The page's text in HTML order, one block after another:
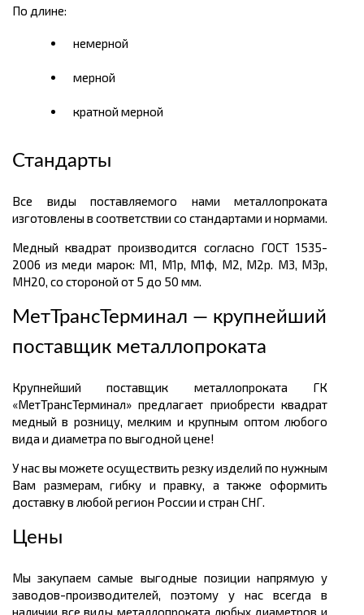
По длине:
немерной
мерной
кратной мерной
Стандарты
Все виды поставляемого нами металлопроката
изготовлены в соответствии со стандартами и нормами.
Медный квадрат производится согласно ГОСТ 1535-
2006 из меди марок: М1, М1р, М1ф, М2, М2р. М3, М3р,
МН20, со стороной от 5 до 50 мм.
МетТрансТерминал — крупнейший
поставщик металлопроката
Крупнейший поставщик металлопроката ГК
«МетТрансТерминал» предлагает приобрести квадрат
медный в розницу, мелким и крупным оптом любого
вида и диаметра по выгодной цене!
У нас вы можете осуществить резку изделий по нужным
Вам размерам, гибку и правку, а также оформить
доставку в любой регион России и стран СНГ.
Цены
Мы закупаем самые выгодные позиции напрямую у
заводов-производителей, поэтому у нас всегда в
наличии все виды металлопроката любых диаметров и